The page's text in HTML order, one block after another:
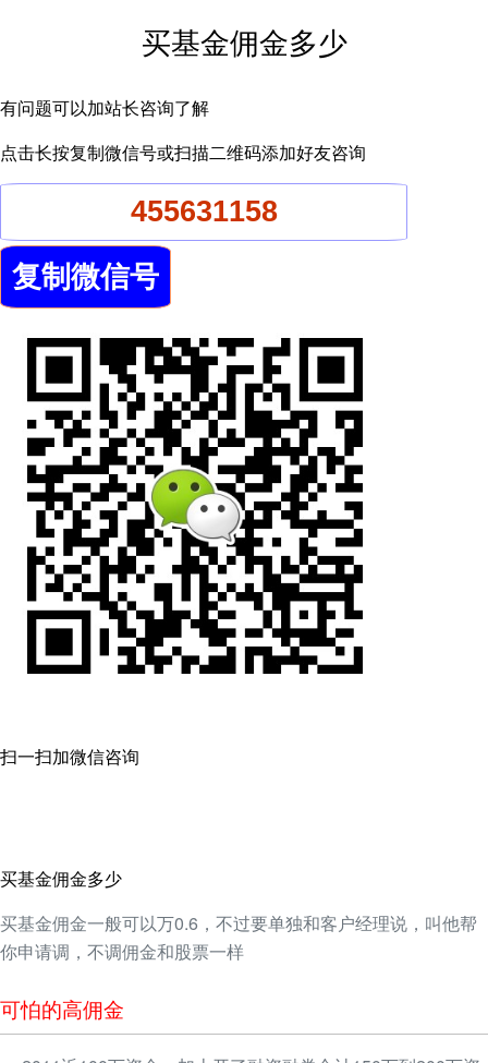
买基金佣金多少
有问题可以加站长咨询了解
点击长按复制微信号或扫描二维码添加好友咨询
扫一扫加微信咨询
买基金佣金多少
买基金佣金一般可以万0.6，不过要单独和客户经理说，叫他帮
你申请调，不调佣金和股票一样
可怕的高佣金